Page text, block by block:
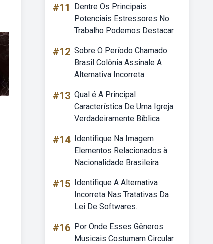
#11
Dentre Os Principais
Potenciais Estressores No
Trabalho Podemos Destacar
#12 Sobre O Período Chamado
Brasil Colônia Assinale A
Alternativa Incorreta
#13 Qual é A Principal
Característica De Uma Igreja
Verdadeiramente Bíblica
#14 Identifique Na Imagem
Elementos Relacionados à
Nacionalidade Brasileira
#15 Identifique A Alternativa
Incorreta Nas Tratativas Da
Lei De Softwares.
#16 Por Onde Esses Gêneros
Musicais Costumam Circular